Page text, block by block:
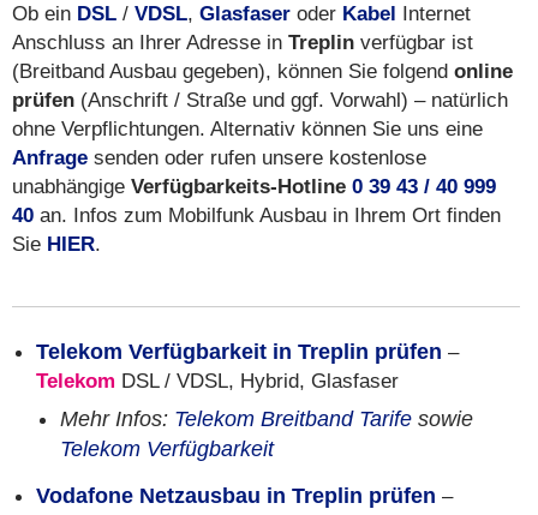
Ob ein DSL / VDSL, Glasfaser oder Kabel Internet
Anschluss an Ihrer Adresse in Treplin verfügbar ist
(Breitband Ausbau gegeben), können Sie folgend online
prüfen (Anschrift / Straße und ggf. Vorwahl) – natürlich
ohne Verpflichtungen. Alternativ können Sie uns eine
Anfrage senden oder rufen unsere kostenlose
unabhängige Verfügbarkeits-Hotline 0 39 43 / 40 999
40 an. Infos zum Mobilfunk Ausbau in Ihrem Ort finden
Sie HIER.
Telekom Verfügbarkeit in Treplin prüfen –
Telekom DSL / VDSL, Hybrid, Glasfaser
Mehr Infos: Telekom Breitband Tarife sowie
Telekom Verfügbarkeit
Vodafone Netzausbau in Treplin prüfen –